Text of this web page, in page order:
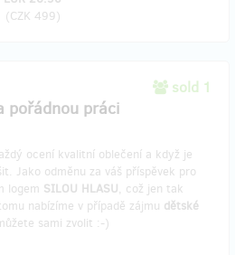
(CZK 499)
sold 1
pořádnou práci
ocení kvalitní oblečení a když je
Jako odměnu za váš příspěvek pro
logem SILOU HLASU, což jen tak
nabízíme v případě zájmu dětské
sami zvolit :-)